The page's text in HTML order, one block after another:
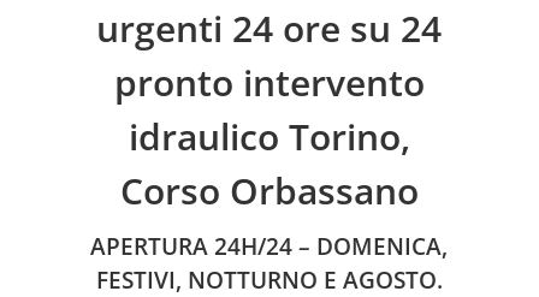
urgenti 24 ore su 24
pronto intervento
idraulico Torino,
Corso Orbassano
APERTURA 24H/24 – DOMENICA,
FESTIVI, NOTTURNO E AGOSTO.